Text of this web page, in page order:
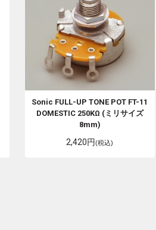
Sonic FULL-UP TONE POT FT-11
DOMESTIC 250KΩ (ミリサイズ
8mm)
2,420円(税込)